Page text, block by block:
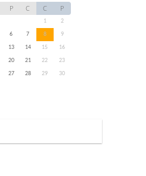
P C C P
1
2
6 7 8
9
13 14 15
16
20 21 22
23
27 28 29
30